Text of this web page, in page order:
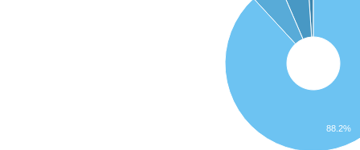
88.2%